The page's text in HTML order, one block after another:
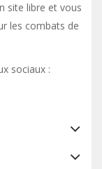
libre et vous y
les combats de
sociaux :